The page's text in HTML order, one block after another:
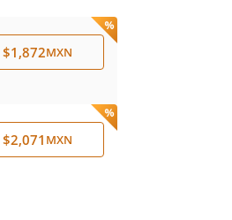
$1,872MXN
$2,071 MXN